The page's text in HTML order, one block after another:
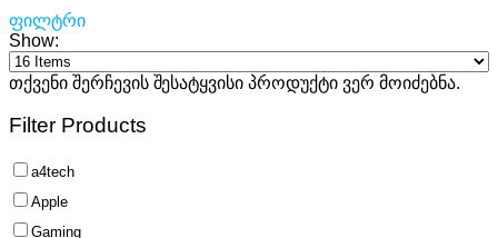
ფილტრი
Show:
თქვენი შერჩევის შესატყვისი პროდუქტი ვერ მოიძებნა.
Filter Products
a4tech
Apple
Gaming